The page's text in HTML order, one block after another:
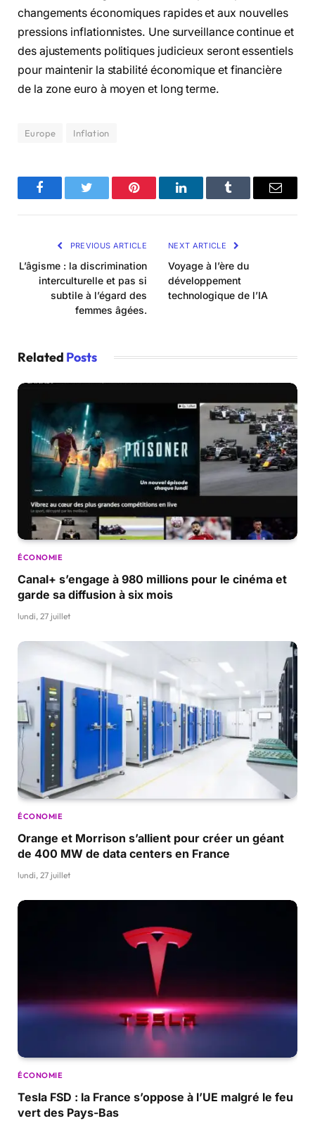
changements économiques rapides et aux nouvelles
pressions inflationnistes. Une surveillance continue et
des ajustements politiques judicieux seront essentiels
pour maintenir la stabilité économique et financière
de la zone euro à moyen et long terme.
Europe Inflation
FacebookTwitter Pinterest LinkedInTumblr Email
PREVIOUS ARTICLE
L’âgisme : la discrimination
interculturelle et pas si
subtile à l’égard des
femmes âgées.
NEXT ARTICLE
Voyage à l’ère du
développement
technologique de l’IA
Related Posts
ÉCONOMIE
Canal+ s’engage à 980 millions pour le cinéma et
garde sa diffusion à six mois
lundi, 27 juillet
ÉCONOMIE
Orange et Morrison s’allient pour créer un géant
de 400 MW de data centers en France
lundi, 27 juillet
ÉCONOMIE
Tesla FSD : la France s’oppose à l’UE malgré le feu
vert des Pays-Bas